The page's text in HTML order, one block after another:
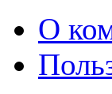
О